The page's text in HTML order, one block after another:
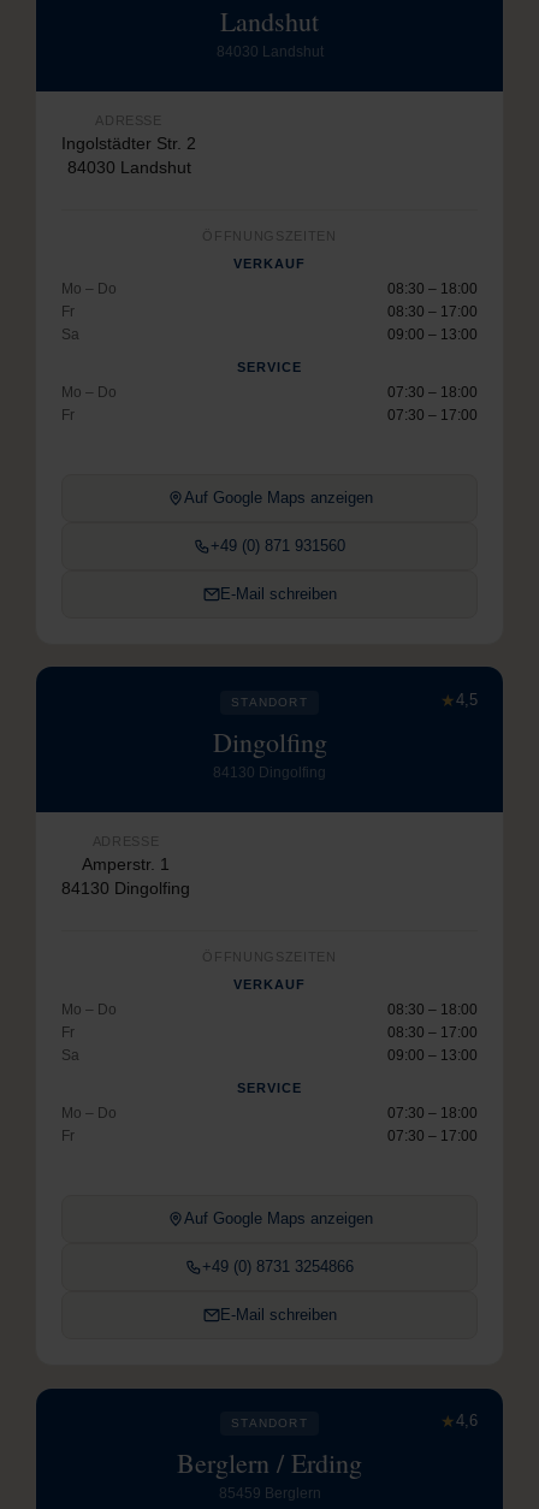
Landshut
84030 Landshut
ADRESSE
Ingolstädter Str. 2
84030 Landshut
ÖFFNUNGSZEITEN
VERKAUF
Mo – Do
08:30 – 18:00
Fr
08:30 – 17:00
Sa
09:00 – 13:00
SERVICE
Mo – Do
07:30 – 18:00
Fr
07:30 – 17:00
Auf Google Maps anzeigen
+49 (0) 871 931560
E-Mail schreiben
★4,5
STANDORT
Dingolfing
84130 Dingolfing
ADRESSE
Amperstr. 1
84130 Dingolfing
ÖFFNUNGSZEITEN
VERKAUF
Mo – Do
08:30 – 18:00
Fr
08:30 – 17:00
Sa
09:00 – 13:00
SERVICE
Mo – Do
07:30 – 18:00
Fr
07:30 – 17:00
Auf Google Maps anzeigen
+49 (0) 8731 3254866
E-Mail schreiben
★4,6
STANDORT
Berglern / Erding
85459 Berglern